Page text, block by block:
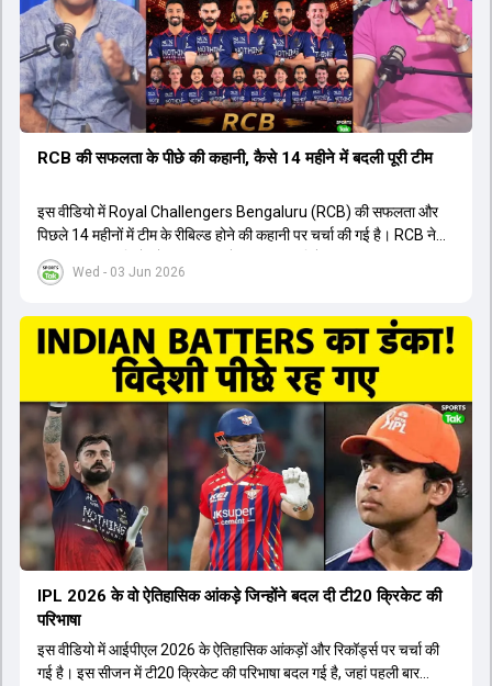
थी। शानदार प्रदर्शन के बाद इस युवा खिलाड़ी को श्रीलंका में होने वाली
त्रिकोणीय सीरीज के लिए इंडिया ए टीम में भी शामिल कर लिया गया है।
Wed - 03 Jun 2026
RCB की सफलता के पीछे की कहानी, कैसे 14 महीने में बदली पूरी टीम
इस वीडियो में Royal Challengers Bengaluru (RCB) की सफलता और
पिछले 14 महीनों में टीम के रीबिल्ड होने की कहानी पर चर्चा की गई है। RCB ने
अपनी पुरानी गलतियों को स्वीकार करते हुए एक नया रिसेट बटन दबाया। टीम
मैनेजमेंट में Mo Bobat, Andy Flower, Dinesh Karthik और एनालिस्ट
के तहत Bhuvneshwar Kumar, Krunal Pandya और Rasikh Salam
जैसे भारतीय खिलाड़ियों को टीम में शामिल किया गया, जिन्होंने शानदार प्रदर्शन
किया। इसके अलावा, Virat Kohli की भूमिका में भी बदलाव देखा गया, जहां वह
अब टीम के युवा खिलाड़ियों के साथ ज्यादा जुड़े हुए नजर आते हैं। कप्तान Rajat
Patidar के नेतृत्व में टीम का कम्युनिकेशन बहुत स्पष्ट रहा है। एनालिस्ट से लेकर
मैनेजमेंट तक, सभी एक ही पेज पर रहते हैं, जिससे मैदान पर कोई कंफ्यूजन नहीं
होता। यही कारण है कि RCB ने लगातार सफलता हासिल की है।
IPL 2026 के वो ऐतिहासिक आंकड़े जिन्होंने बदल दी टी20 क्रिकेट की
परिभाषा
इस वीडियो में आईपीएल 2026 के ऐतिहासिक आंकड़ों और रिकॉर्ड्स पर चर्चा की
गई है। इस सीजन में टी20 क्रिकेट की परिभाषा बदल गई है, जहां पहली बार